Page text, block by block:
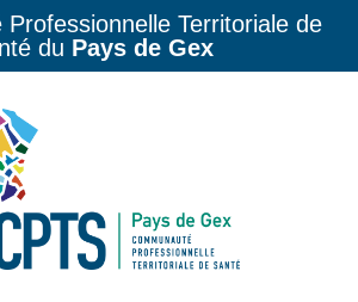
Professionnelle Territoriale de
du Pays de Gex